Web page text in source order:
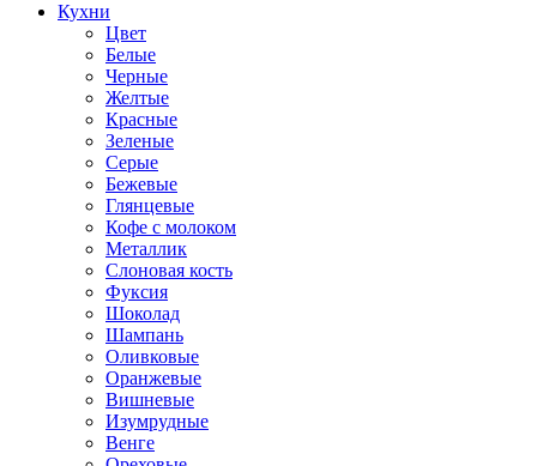
Кухни
Цвет
Белые
Черные
Желтые
Красные
Зеленые
Серые
Бежевые
Глянцевые
Кофе с молоком
Металлик
Слоновая кость
Фуксия
Шоколад
Шампань
Оливковые
Оранжевые
Вишневые
Изумрудные
Венге